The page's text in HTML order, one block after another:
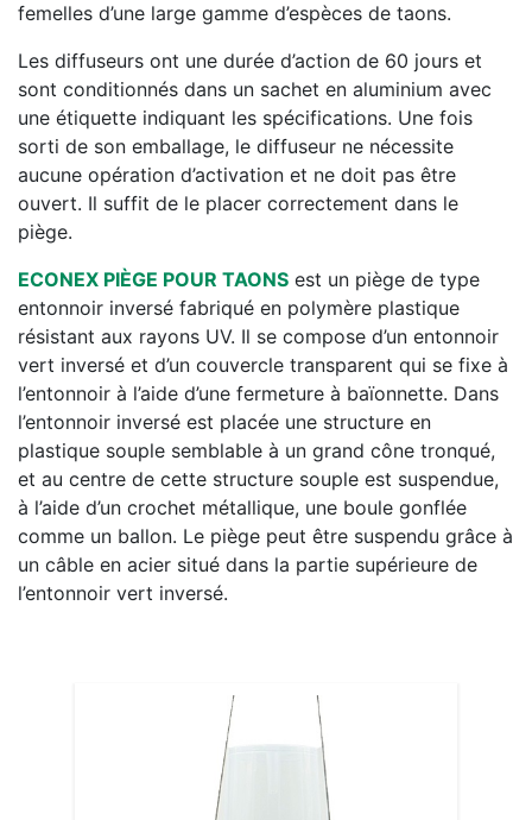
femelles d’une large gamme d’espèces de taons.
Les diffuseurs ont une durée d’action de 60 jours et
sont conditionnés dans un sachet en aluminium avec
une étiquette indiquant les spécifications. Une fois
sorti de son emballage, le diffuseur ne nécessite
aucune opération d’activation et ne doit pas être
ouvert. Il suffit de le placer correctement dans le
piège.
ECONEX PIÈGE POUR TAONS est un piège de type
entonnoir inversé fabriqué en polymère plastique
résistant aux rayons UV. Il se compose d’un entonnoir
vert inversé et d’un couvercle transparent qui se fixe à
l’entonnoir à l’aide d’une fermeture à baïonnette. Dans
l’entonnoir inversé est placée une structure en
plastique souple semblable à un grand cône tronqué,
et au centre de cette structure souple est suspendue,
à l’aide d’un crochet métallique, une boule gonflée
comme un ballon. Le piège peut être suspendu grâce à
un câble en acier situé dans la partie supérieure de
l’entonnoir vert inversé.